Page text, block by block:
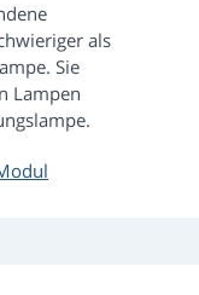
als
Sie
Lampen